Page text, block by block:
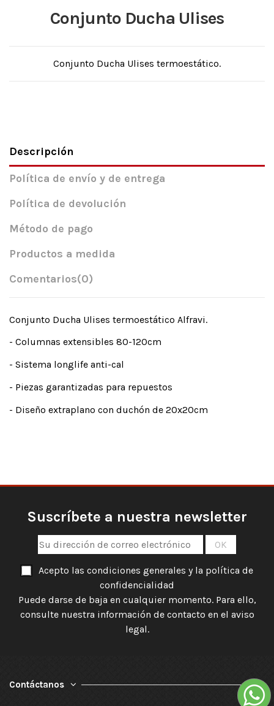
Conjunto Ducha Ulises
Conjunto Ducha Ulises termoestático.
Descripción
Política de envío y de entrega
Política de devolución
Método de pago
Productos a medida
Comentarios(0)
Conjunto Ducha Ulises termoestático Alfravi.
- Columnas extensibles 80-120cm
- Sistema longlife anti-cal
- Piezas garantizadas para repuestos
- Diseño extraplano con duchón de 20x20cm
Suscríbete a nuestra newsletter
Acepto las condiciones generales y la política de
confidencialidad
Puede darse de baja en cualquier momento. Para ello,
consulte nuestra información de contacto en el aviso
legal.
Contáctanos